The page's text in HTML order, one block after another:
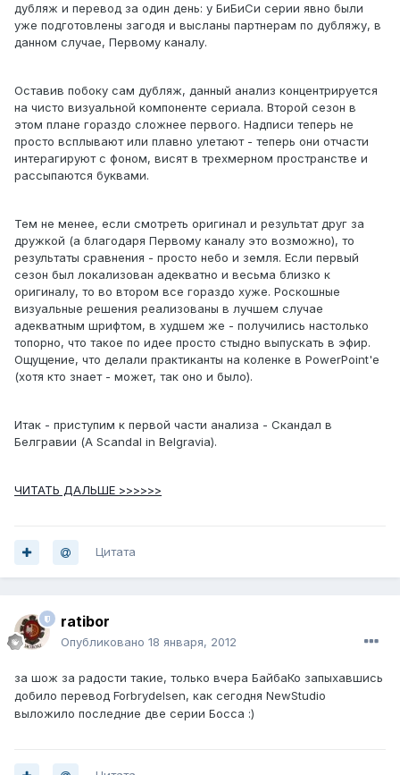
дубляж и перевод за один день: у БиБиСи серии явно были
уже подготовлены загодя и высланы партнерам по дубляжу, в
данном случае, Первому каналу.
Оставив побоку сам дубляж, данный анализ концентрируется
на чисто визуальной компоненте сериала. Второй сезон в
этом плане гораздо сложнее первого. Надписи теперь не
просто всплывают или плавно улетают - теперь они отчасти
интерагируют с фоном, висят в трехмерном пространстве и
рассыпаются буквами.
Тем не менее, если смотреть оригинал и результат друг за
дружкой (а благодаря Первому каналу это возможно), то
результаты сравнения - просто небо и земля. Если первый
сезон был локализован адекватно и весьма близко к
оригиналу, то во втором все гораздо хуже. Роскошные
визуальные решения реализованы в лучшем случае
адекватным шрифтом, в худшем же - получились настолько
топорно, что такое по идее просто стыдно выпускать в эфир.
Ощущение, что делали практиканты на коленке в PowerPoint'е
(хотя кто знает - может, так оно и было).
Итак - приступим к первой части анализа - Скандал в
Белгравии (A Scandal in Belgravia).
ЧИТАТЬ ДАЛЬШЕ >>>>>>
Цитата
ratibor
Опубликовано 18 января, 2012
за шож за радости такие, только вчера БайбаКо запыхавшись
добило перевод Forbrydelsen, как сегодня NewStudio
выложило последние две серии Босса :)